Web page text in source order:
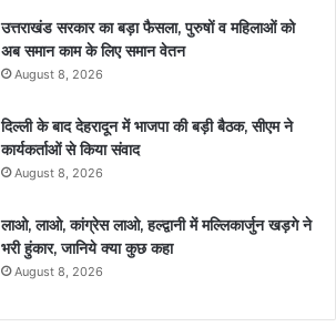
उत्तराखंड सरकार का बड़ा फैसला, पुरुषों व महिलाओं को
अब समान काम के लिए समान वेतन
August 8, 2026
दिल्ली के बाद देहरादून में भाजपा की बड़ी बैठक, सीएम ने
कार्यकर्ताओं से किया संवाद
August 8, 2026
लाओ, लाओ, कांग्रेस लाओ, हल्द्वानी में मल्लिकार्जुन खड़गे ने
भरी हुंकार, जानिये क्या कुछ कहा
August 8, 2026